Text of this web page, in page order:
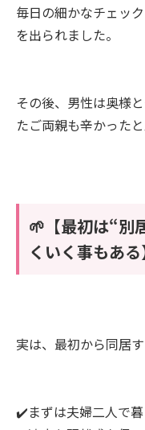
毎日の細かなチェッ
を出られました。
その後、男性は奥様
たご両親も辛かったと
🌱【最初は“別
くいく事もある
実は、最初から同居
✔️まずは夫婦二人で